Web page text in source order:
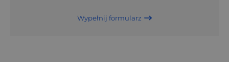
Wypełnij formularz